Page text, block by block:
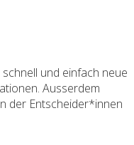
und einfach neue
Ausserdem
der Entscheider*innen